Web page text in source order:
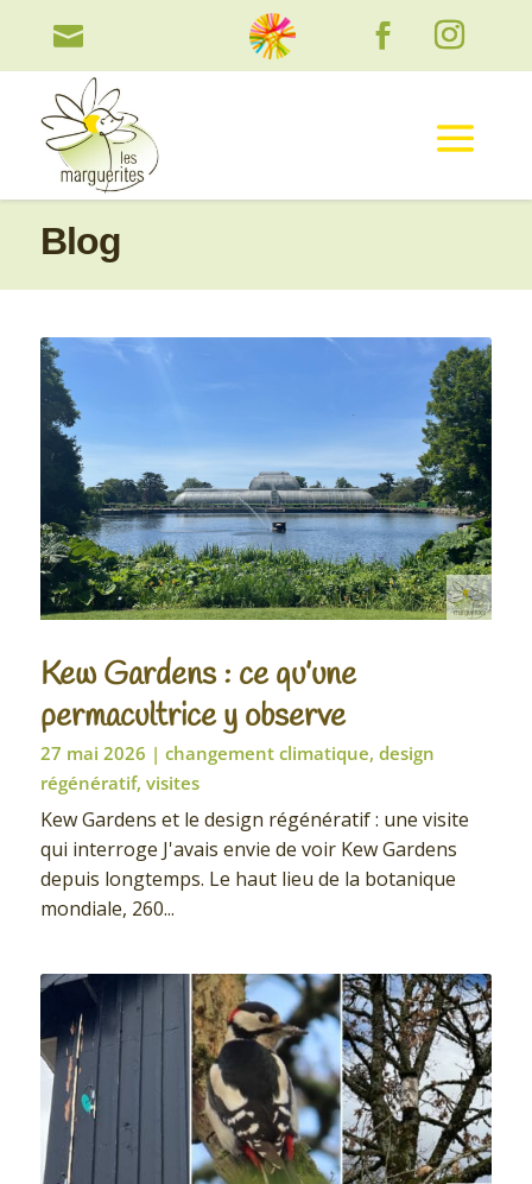

Blog
Kew Gardens : ce qu’une
permacultrice y observe
27 mai 2026 | changement climatique, design
régénératif, visites
Kew Gardens et le design régénératif : une visite
qui interroge J'avais envie de voir Kew Gardens
depuis longtemps. Le haut lieu de la botanique
mondiale, 260...